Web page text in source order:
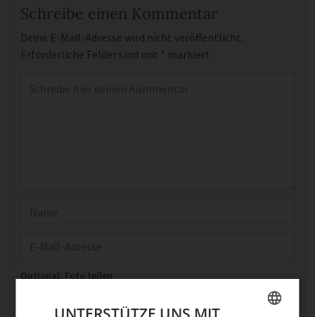
Schreibe einen Kommentar
Deine E-Mail-Adresse wird nicht veröffentlicht.
Erforderliche Felder sind mit * markiert
Optional: Foto teilen